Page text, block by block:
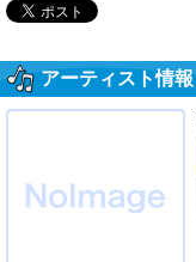
アーティスト情報